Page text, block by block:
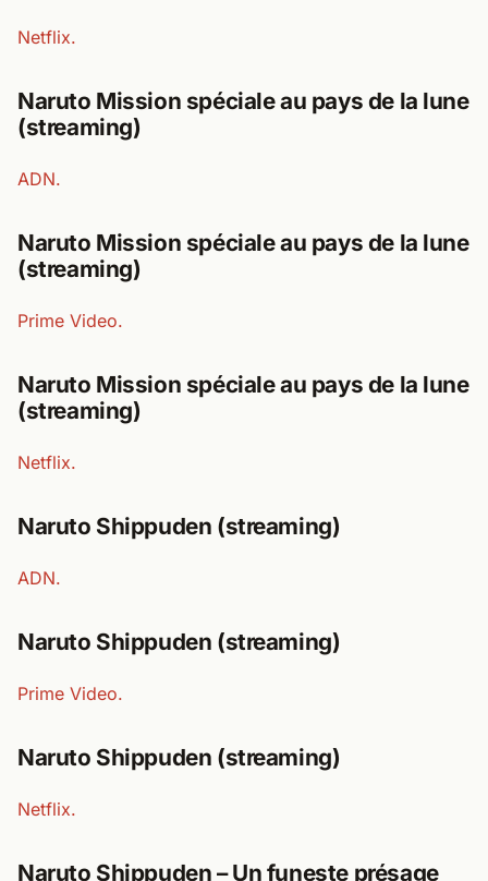
Netflix.
Naruto Mission spéciale au pays de la lune
(streaming)
ADN.
Naruto Mission spéciale au pays de la lune
(streaming)
Prime Video.
Naruto Mission spéciale au pays de la lune
(streaming)
Netflix.
Naruto Shippuden (streaming)
ADN.
Naruto Shippuden (streaming)
Prime Video.
Naruto Shippuden (streaming)
Netflix.
Naruto Shippuden – Un funeste présage